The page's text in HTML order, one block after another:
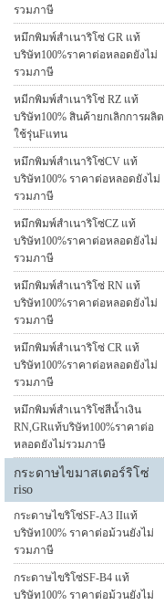
รวมภาษี
หมึกพิมพ์สำเนาริโซ่ GR แท้
บริษัท100%ราคาต่อหลอดยังไม่
รวมภาษี
หมีกพิมพ์สำเนาริโซ่ RZ แท้
บริษัท100% สินค้ายกเลิกการผลิต
ใช้รุ่นFแทน
หมึกพิมพ์สำเนาริโซ่CV แท้
บริษัท100% ราคาต่อหลอดยังไม่
รวมภาษี
หมึกพิมพ์สำเนาริโซ่CZ แท้
บริษัท100%ราคาต่อหลอดยังไม่
รวมภาษี
หมึกพิมพ์สำเนาริโซ่ RN แท้
บริษัท100%ราคาต่อหลอดยังไม่
รวมภาษี
หมึกพิมพ์สำเนาริโซ่ CR แท้
บริษัท100%ราคาต่อหลอดยังไม่
รวมภาษี
หมึกพิมพ์สำเนาริโซ่สีน้ำเงิน
RN,GRแท้บริษัท100%ราคาต่อ
หลอดยังไม่รวมภาษี
กระดาษไขมาสเตอร์ริโซ่
riso
กระดาษไขริโซ่SF-A3 IIแท้
บริษัท100% ราคาต่อม้วนยังไม่
รวมภาษี
กระดาษไขริโซ่SF-B4 แท้
บริษัท100% ราคาต่อม้วนยังไม่